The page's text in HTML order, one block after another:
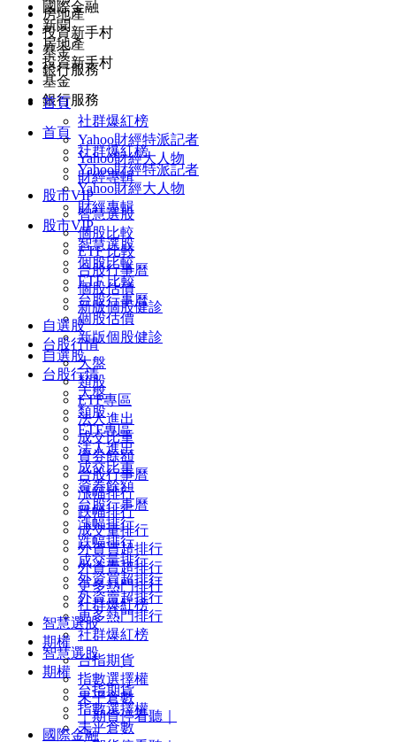
國際金融
新聞
房地產
投資新手村
基金
銀行服務
首頁
社群爆紅榜
Yahoo財經特派記者
Yahoo財經大人物
財經專輯
股市VIP
智慧選股
個股比較
ETF 比較
台股行事曆
個股估價
新版個股健診
自選股
台股行情
大盤
類股
ETF專區
法人進出
成交比重
資券餘額
台股行事曆
漲幅排行
跌幅排行
成交量排行
外資買超排行
外資賣超排行
更多熱門排行
社群爆紅榜
智慧選股
期權
台指期貨
指數選擇權
未平倉數
房地產
投資新手村
基金
銀行服務
首頁
社群爆紅榜
Yahoo財經特派記者
Yahoo財經大人物
財經專輯
股市VIP
智慧選股
個股比較
ETF 比較
台股行事曆
個股估價
新版個股健診
自選股
台股行情
大盤
類股
ETF專區
法人進出
成交比重
資券餘額
台股行事曆
漲幅排行
跌幅排行
成交量排行
外資買超排行
外資賣超排行
更多熱門排行
社群爆紅榜
智慧選股
期權
台指期貨
指數選擇權
未平倉數
｜期貨停看聽｜
國際金融